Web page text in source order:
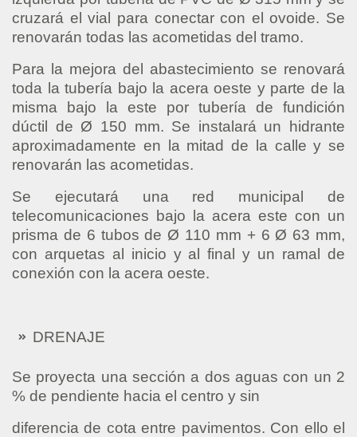
cruzará el vial para conectar con el ovoide. Se
renovarán todas las acometidas del tramo.
Para la mejora del abastecimiento se renovará
toda la tubería bajo la acera oeste y parte de la
misma bajo la este por tubería de fundición
dúctil de Ø 150 mm. Se instalará un hidrante
aproximadamente en la mitad de la calle y se
renovarán las acometidas.
Se ejecutará una red municipal de
telecomunicaciones bajo la acera este con un
prisma de 6 tubos de Ø 110 mm + 6 Ø 63 mm,
con arquetas al inicio y al final y un ramal de
conexión con la acera oeste.
DRENAJE
Se proyecta una sección a dos aguas con un 2
% de pendiente hacia el centro y sin
diferencia de cota entre pavimentos. Con ello el